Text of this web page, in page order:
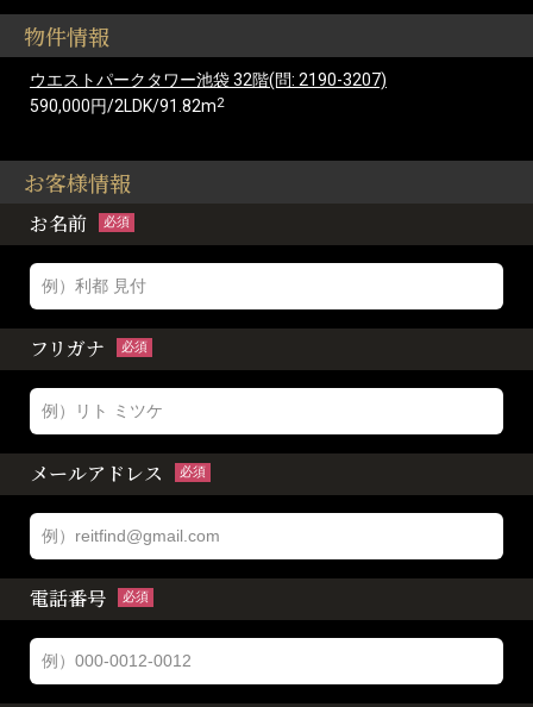
物件情報
ウエストパークタワー池袋 32階(問: 2190-3207)
590,000円/2LDK/91.82m2
お客様情報
お名前 必須
フリガナ 必須
メールアドレス 必須
電話番号 必須